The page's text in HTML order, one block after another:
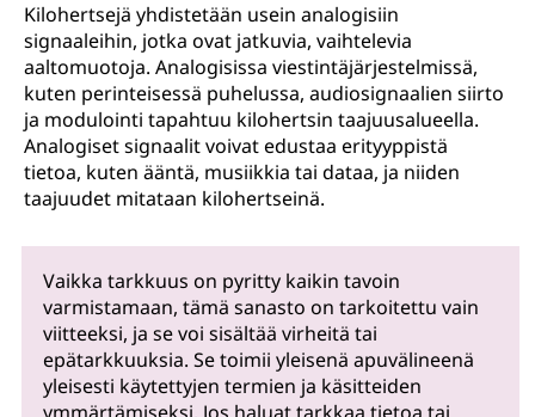
Kilohertsejä yhdistetään usein analogisiin
signaaleihin, jotka ovat jatkuvia, vaihtelevia
aaltomuotoja. Analogisissa viestintäjärjestelmissä,
kuten perinteisessä puhelussa, audiosignaalien siirto
ja modulointi tapahtuu kilohertsin taajuusalueella.
Analogiset signaalit voivat edustaa erityyppistä
tietoa, kuten ääntä, musiikkia tai dataa, ja niiden
taajuudet mitataan kilohertseinä.
Vaikka tarkkuus on pyritty kaikin tavoin
varmistamaan, tämä sanasto on tarkoitettu vain
viitteeksi, ja se voi sisältää virheitä tai
epätarkkuuksia. Se toimii yleisenä apuvälineenä
yleisesti käytettyjen termien ja käsitteiden